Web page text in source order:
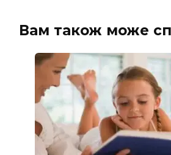
Вам також може